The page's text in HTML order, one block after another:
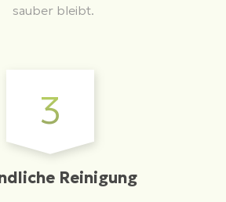
sauber bleibt.
3
Reinigung